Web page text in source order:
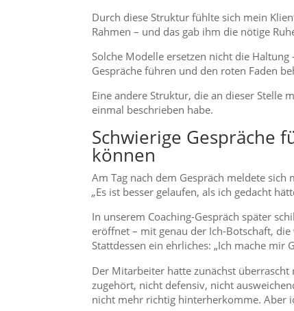
Durch diese Struktur fühlte sich mein
Rahmen – und das gab ihm die nötige
Solche Modelle ersetzen nicht die
Gespräche führen und den roten Faden
Eine andere Struktur, die an dieser Stelle
einmal beschrieben habe.
Schwierige Gespräche
können
Am Tag nach dem Gespräch meldete
„Es ist besser gelaufen, als ich gedacht
In unserem Coaching-Gespräch später
eröffnet – mit genau der Ich-Botschaft,
Stattdessen ein ehrliches: „Ich mache mir
Der Mitarbeiter hatte zunächst
zugehört, nicht defensiv, nicht
nicht mehr richtig hinterherkomme. Aber